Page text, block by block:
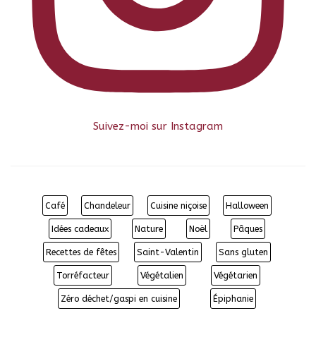
Suivez-moi sur Instagram
Café Chandeleur Cuisine niçoise Halloween
Idées cadeaux Nature Noël Pâques
Recettes de fêtes Saint-Valentin Sans gluten
Torréfacteur Végétalien Végétarien
Zéro déchet/gaspi en cuisine Épiphanie